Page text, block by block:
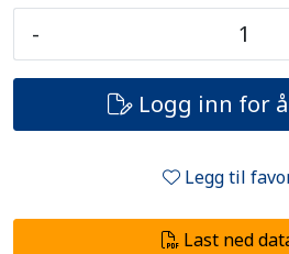
-
Logg inn for
Legg til
Last ned